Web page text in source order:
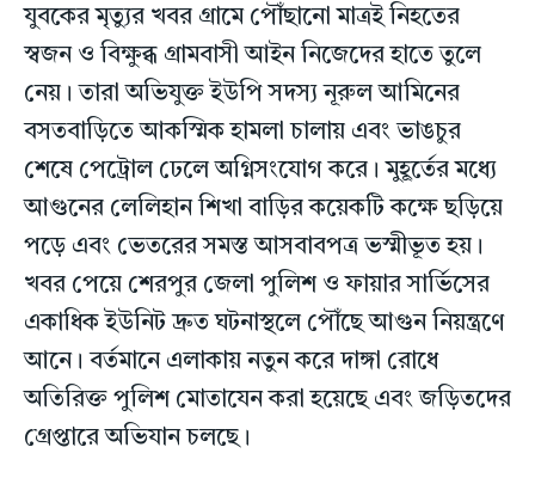
যুবকের মৃত্যুর খবর গ্রামে পৌঁছানো মাত্রই নিহতের
স্বজন ও বিক্ষুব্ধ গ্রামবাসী আইন নিজেদের হাতে তুলে
নেয়। তারা অভিযুক্ত ইউপি সদস্য নূরুল আমিনের
বসতবাড়িতে আকস্মিক হামলা চালায় এবং ভাঙচুর
শেষে পেট্রোল ঢেলে অগ্নিসংযোগ করে। মুহূর্তের মধ্যে
আগুনের লেলিহান শিখা বাড়ির কয়েকটি কক্ষে ছড়িয়ে
পড়ে এবং ভেতরের সমস্ত আসবাবপত্র ভস্মীভূত হয়।
খবর পেয়ে শেরপুর জেলা পুলিশ ও ফায়ার সার্ভিসের
একাধিক ইউনিট দ্রুত ঘটনাস্থলে পৌঁছে আগুন নিয়ন্ত্রণে
আনে। বর্তমানে এলাকায় নতুন করে দাঙ্গা রোধে
অতিরিক্ত পুলিশ মোতাযেন করা হয়েছে এবং জড়িতদের
গ্রেপ্তারে অভিযান চলছে।